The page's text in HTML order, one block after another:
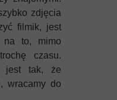
zdjęcia
filmik, jest
na to, mimo
czasu.
jest tak, że
wracamy do